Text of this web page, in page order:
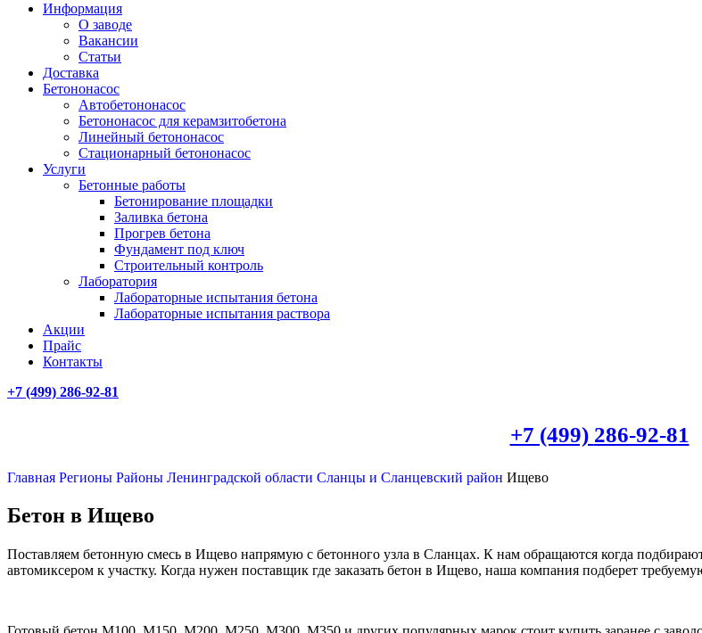
Информация
О заводе
Вакансии
Статьи
Доставка
Бетононасос
Автобетононасос
Бетононасос для керамзитобетона
Линейный бетононасос
Стационарный бетононасос
Услуги
Бетонные работы
Бетонирование площадки
Заливка бетона
Прогрев бетона
Фундамент под ключ
Строительный контроль
Лаборатория
Лабораторные испытания бетона
Лабораторные испытания раствора
Акции
Прайс
Контакты
+7 (499) 286-92-81
+7 (499) 286-92-81
Главная Регионы Районы Ленинградской области Сланцы и Сланцевский район Ищево
Бетон в Ищево
Поставляем бетонную смесь в Ищево напрямую с бетонного узла в Сланцах. К нам обращаются когда
автомиксером к участку. Когда нужен поставщик где заказать бетон в Ищево, наша компания подберет